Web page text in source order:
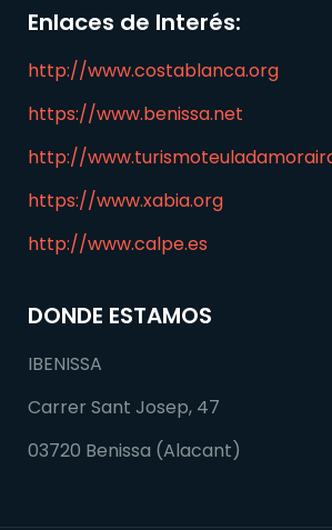
Enlaces de Interés:
http://www.costablanca.org
https://www.benissa.net
http://
https://www.xabia.org
http://www.calpe.es
DONDE ESTAMOS
IBENISSA
Carrer Sant Josep, 47
03720 Benissa (Alacant)